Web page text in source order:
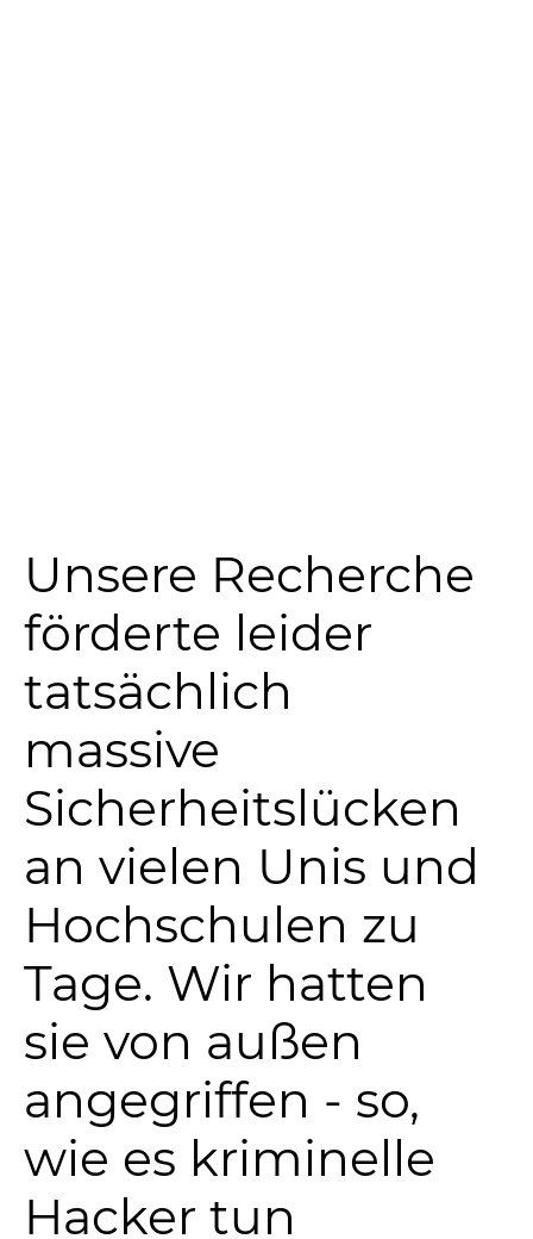
Unsere Recherche
förderte leider
tatsächlich
massive
Sicherheitslücken
an vielen Unis und
Hochschulen zu
Tage. Wir hatten
sie von außen
angegriffen - so,
wie es kriminelle
Hacker tun